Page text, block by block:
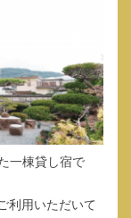
一棟貸し宿で
利用いただいて